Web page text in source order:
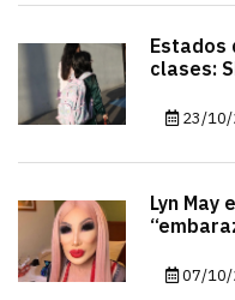
Estados
clases:
23/10/
Lyn
07/10/